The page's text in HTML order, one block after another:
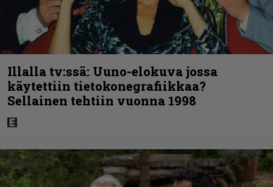
Illalla tv:ssä: Uuno-elokuva jossa
käytettiin tietokonegrafiikkaa?
Sellainen tehtiin vuonna 1998